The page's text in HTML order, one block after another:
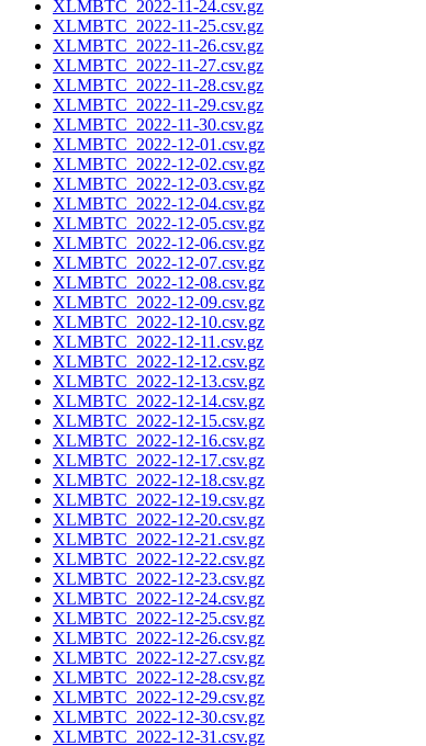
XLMBTC_2022-11-24.csv.gz
XLMBTC_2022-11-25.csv.gz
XLMBTC_2022-11-26.csv.gz
XLMBTC_2022-11-27.csv.gz
XLMBTC_2022-11-28.csv.gz
XLMBTC_2022-11-29.csv.gz
XLMBTC_2022-11-30.csv.gz
XLMBTC_2022-12-01.csv.gz
XLMBTC_2022-12-02.csv.gz
XLMBTC_2022-12-03.csv.gz
XLMBTC_2022-12-04.csv.gz
XLMBTC_2022-12-05.csv.gz
XLMBTC_2022-12-06.csv.gz
XLMBTC_2022-12-07.csv.gz
XLMBTC_2022-12-08.csv.gz
XLMBTC_2022-12-09.csv.gz
XLMBTC_2022-12-10.csv.gz
XLMBTC_2022-12-11.csv.gz
XLMBTC_2022-12-12.csv.gz
XLMBTC_2022-12-13.csv.gz
XLMBTC_2022-12-14.csv.gz
XLMBTC_2022-12-15.csv.gz
XLMBTC_2022-12-16.csv.gz
XLMBTC_2022-12-17.csv.gz
XLMBTC_2022-12-18.csv.gz
XLMBTC_2022-12-19.csv.gz
XLMBTC_2022-12-20.csv.gz
XLMBTC_2022-12-21.csv.gz
XLMBTC_2022-12-22.csv.gz
XLMBTC_2022-12-23.csv.gz
XLMBTC_2022-12-24.csv.gz
XLMBTC_2022-12-25.csv.gz
XLMBTC_2022-12-26.csv.gz
XLMBTC_2022-12-27.csv.gz
XLMBTC_2022-12-28.csv.gz
XLMBTC_2022-12-29.csv.gz
XLMBTC_2022-12-30.csv.gz
XLMBTC_2022-12-31.csv.gz